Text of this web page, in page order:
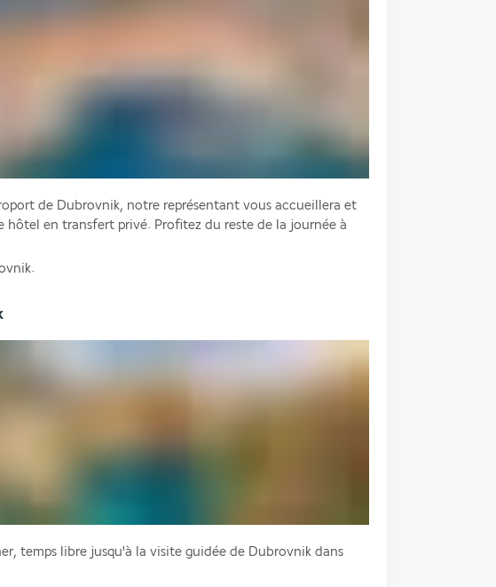
de Dubrovnik, notre représentant vous accueillera et
hôtel en transfert privé. Profitez du reste de la journée à
temps libre jusqu'à la visite guidée de Dubrovnik dans